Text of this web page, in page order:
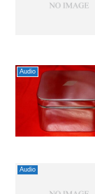
Audio
Audio